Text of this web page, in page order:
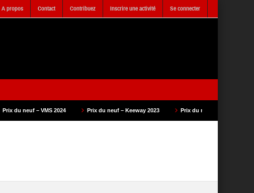
A propos Contact Contribuez Inscrire une activité Se connecter
Prix du neuf – Keeway 2023 Prix du neuf – SAM Cycle 2023